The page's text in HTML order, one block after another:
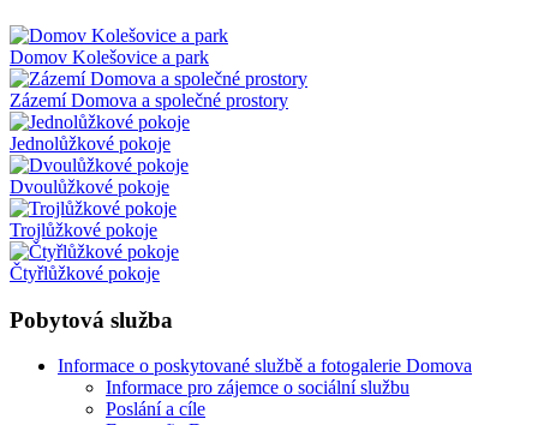
Domov Kolešovice a park
Zázemí Domova a společné prostory
Jednolůžkové pokoje
Dvoulůžkové pokoje
Trojlůžkové pokoje
Čtyřlůžkové pokoje
Pobytová služba
Informace o poskytované službě a fotogalerie Domova
Informace pro zájemce o sociální službu
Poslání a cíle